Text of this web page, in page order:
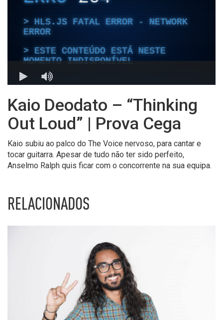
Kaio Deodato – “Thinking
Out Loud” | Prova Cega
Kaio subiu ao palco do The Voice nervoso, para cantar e
tocar guitarra. Apesar de tudo não ter sido perfeito,
Anselmo Ralph quis ficar com o concorrente na sua equipa.
RELACIONADOS